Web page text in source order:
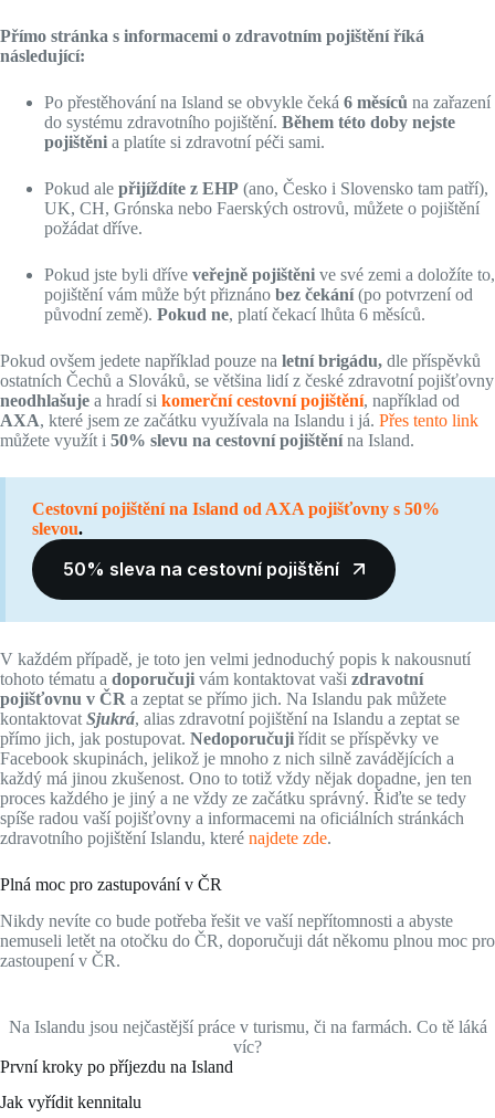
Přímo stránka s informacemi o zdravotním pojištění říká
následující:
Po přestěhování na Island se obvykle čeká 6 měsíců na zařazení
do systému zdravotního pojištění. Během této doby nejste
pojištěni a platíte si zdravotní péči sami.
Pokud ale přijíždíte z EHP (ano, Česko i Slovensko tam patří),
UK, CH, Grónska nebo Faerských ostrovů, můžete o pojištění
požádat dříve.
Pokud jste byli dříve veřejně pojištěni ve své zemi a doložíte to,
pojištění vám může být přiznáno bez čekání(po potvrzení od
původní země). Pokud ne, platí čekací lhůta 6 měsíců.
Pokud ovšem jedete například pouze na letní brigádu, dle příspěvků
ostatních Čechů a Slováků, se většina lidí z české zdravotní pojišťovny
neodhlašuje a hradí si komerční cestovní pojištění, například od
AXA, které jsem ze začátku využívala na Islandu i já. Přes tento link
můžete využít i 50% slevu na cestovní pojištěnína Island.
Cestovní pojištění na Island od AXA pojišťovny s 50%
slevou.
50% sleva na cestovní pojištění
V každém případě, je toto jen velmi jednoduchý popis k nakousnutí
tohoto tématu a doporučuji vám kontaktovat vaši zdravotní
pojišťovnu v ČR a zeptat se přímo jich. Na Islandu pak můžete
kontaktovat Sjukrá, alias zdravotní pojištění na Islandu a zeptat se
přímo jich, jak postupovat. Nedoporučuji řídit se příspěvky ve
Facebook skupinách, jelikož je mnoho z nich silně zavádějících a
každý má jinou zkušenost. Ono to totiž vždy nějak dopadne, jen ten
proces každého je jiný a ne vždy ze začátku správný. Řiďte se tedy
spíše radou vaší pojišťovny a informacemi na oficiálních stránkách
zdravotního pojištění Islandu, které najdete zde.
Plná moc pro zastupování v ČR
Nikdy nevíte co bude potřeba řešit ve vaší nepřítomnosti a abyste
nemuseli letět na otočku do ČR, doporučuji dát někomu plnou moc pro
zastoupení v ČR.
Na Islandu jsou nejčastější práce v turismu, či na farmách. Co tě láká
víc?
První kroky po příjezdu na Island
Jak vyřídit kennitalu